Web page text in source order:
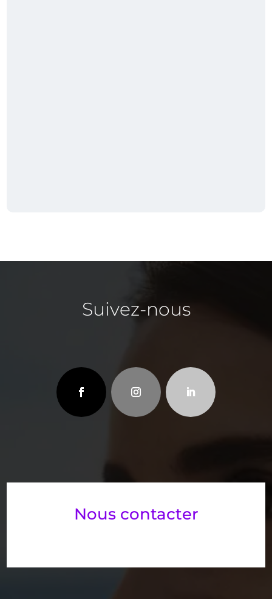
Suivez-nous
Nous contacter